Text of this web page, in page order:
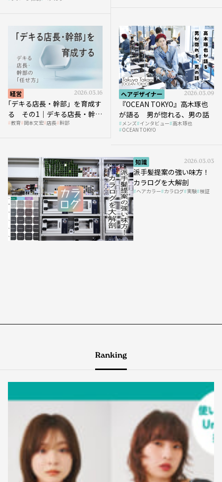
経営 2026.03.16
｢デキる店長・幹部」を育成す
る その1｜デキる店長・幹部
の「任せ方」
教育 岡本文宏 店長 幹部
ヘアデザイナー 2026.03.09
『OCEAN TOKYO』高木琢也
が語る 男が惚れる、男の話
メンズ インタビュー 高木琢也
OCEAN TOKYO
知識 2026.03.03
派手髪提案の強い味方！
カラログを大解剖
ヘアカラー カラログ 実験 検証
Ranking